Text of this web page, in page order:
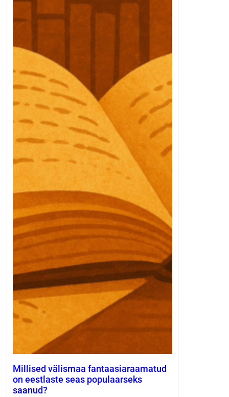
Millised välismaa fantaasiaraamatud
on eestlaste seas populaarseks
saanud?